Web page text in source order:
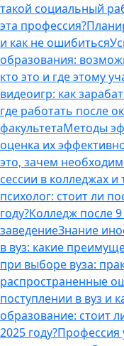
такой социальный
эта профессия?
и как не ошибиться
образования:
кто это и где этому
видеоигр: как
где работать после
факультетаМетоды
оценка их
это, зачем
сессии в колледжах и
психолог: стоит ли
году?Колледж после
заведениеЗнание
в вуз: какие
при выборе вуза:
распространенные
поступлении в вуз и
образование: стоит
2025 году?Профессия